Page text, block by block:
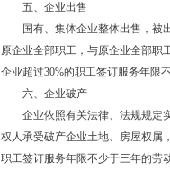
五、企业出售
国有、集体企业整体出售，被出
原企业全部职工，与原企业全部职
企业超过30%的职工签订服务年限
六、企业破产
企业依照有关法律、法规规定实
权人承受破产企业土地、房屋权属
职工签订服务年限不少于三年的劳